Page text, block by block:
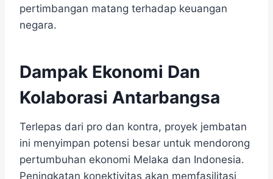
pertimbangan matang terhadap keuangan
negara.
Dampak Ekonomi Dan
Kolaborasi Antarbangsa
Terlepas dari pro dan kontra, proyek jembatan
ini menyimpan potensi besar untuk mendorong
pertumbuhan ekonomi Melaka dan Indonesia.
Peningkatan konektivitas akan memfasilitasi